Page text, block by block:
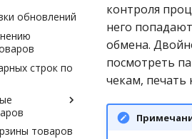
обновлений
строк по
по
товаров
контроля
него
обмена.
посмотреть
чекам, печать